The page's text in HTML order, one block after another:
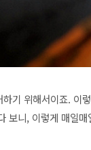
기 위해서이죠. 이
보니, 이렇게 매일